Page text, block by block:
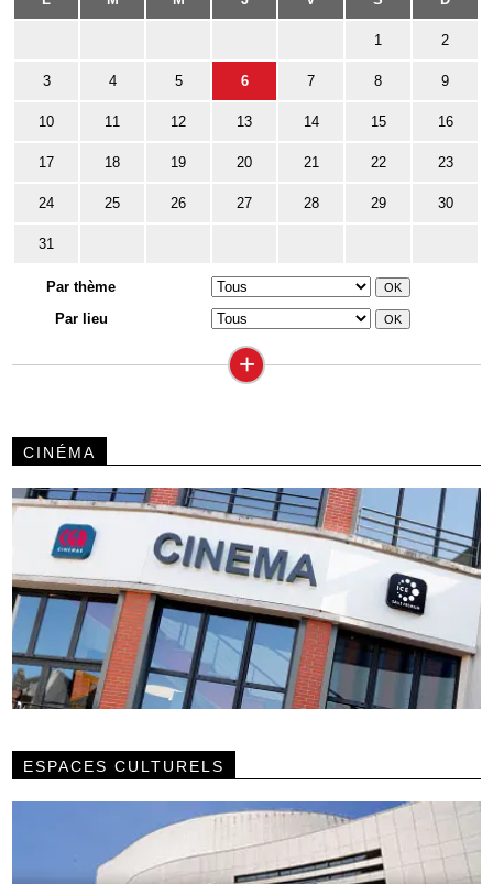
1 2
3 4 5 6 7 8 9
10 11 12 13 14 15 16
17 18 19 20 21 22 23
24 25 26 27 28 29 30
31
Par thème
Par lieu
+
CINÉMA
ESPACES CULTURELS